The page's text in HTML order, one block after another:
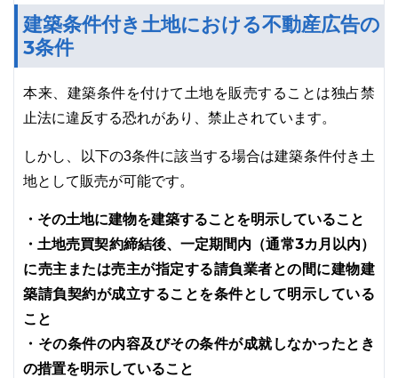
建築条件付き土地における不動産広告の
3条件
本来、建築条件を付けて土地を販売することは独占禁
止法に違反する恐れがあり、禁止されています。
しかし、以下の3条件に該当する場合は建築条件付き土
地として販売が可能です。
・その土地に建物を建築することを明示していること
・土地売買契約締結後、一定期間内（通常3カ月以内）
に売主または売主が指定する請負業者との間に建物建
築請負契約が成立することを条件として明示している
こと
・その条件の内容及びその条件が成就しなかったとき
の措置を明示していること